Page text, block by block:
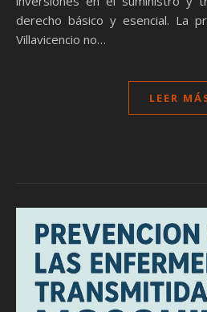
derecho básico y esencial. La
Villavicencio no…
LEER